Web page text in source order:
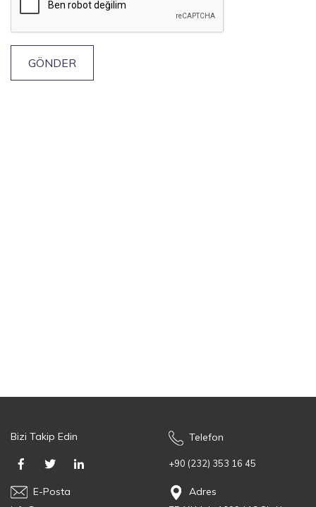
GÖNDER
Bizi Takip Edin Telefon
+90 (232) 353 16 45
E-Posta Adres